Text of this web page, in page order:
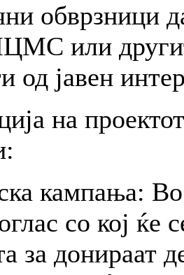
обврзници
или
од јавен
на
кампања: Во
со кој ќе
за донираат